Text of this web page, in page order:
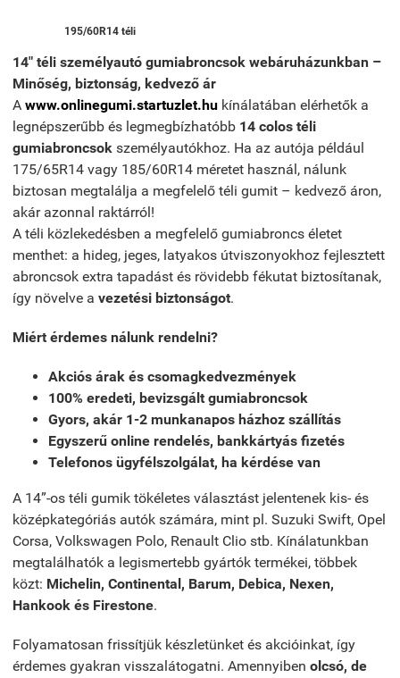
195/60R14 téli
14" téli személyautó gumiabroncsok webáruházunkban –
Minőség, biztonság, kedvező ár
A www.onlinegumi.startuzlet.hu kínálatában elérhetők a
legnépszerűbb és legmegbízhatóbb 14 colos téli
gumiabroncsok személyautókhoz. Ha az autója például
175/65R14 vagy 185/60R14 méretet használ, nálunk
biztosan megtalálja a megfelelő téli gumit – kedvező áron,
akár azonnal raktárról!
A téli közlekedésben a megfelelő gumiabroncs életet
menthet: a hideg, jeges, latyakos útviszonyokhoz fejlesztett
abroncsok extra tapadást és rövidebb fékutat biztosítanak,
így növelve a vezetési biztonságot.
Miért érdemes nálunk rendelni?
Akciós árak és csomagkedvezmények
100% eredeti, bevizsgált gumiabroncsok
Gyors, akár 1-2 munkanapos házhoz szállítás
Egyszerű online rendelés, bankkártyás fizetés
Telefonos ügyfélszolgálat, ha kérdése van
A 14”-os téli gumik tökéletes választást jelentenek kis- és
középkategóriás autók számára, mint pl. Suzuki Swift, Opel
Corsa, Volkswagen Polo, Renault Clio stb. Kínálatunkban
megtalálhatók a legismertebb gyártók termékei, többek
közt: Michelin, Continental, Barum, Debica, Nexen,
Hankook és Firestone.
Folyamatosan frissítjük készletünket és akcióinkat, így
érdemes gyakran visszalátogatni. Amennyiben olcsó, de